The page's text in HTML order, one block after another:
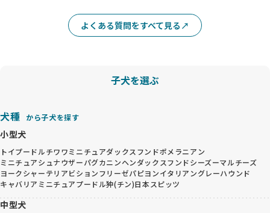
よくある質問をすべて見る
子犬を選ぶ
犬種 から子犬を探す
小型犬
トイプードルチワワミニチュアダックスフンドポメラニアン
ミニチュアシュナウザーパグカニンヘンダックスフンドシーズーマルチーズ
ヨークシャーテリアビションフリーゼパピヨンイタリアングレーハウンド
キャバリア ミニチュアプードル狆(チン)日本スピッツ
中型犬